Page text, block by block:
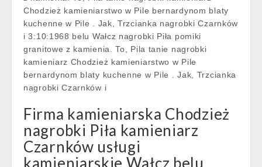
Chodzież kamieniarstwo w Pile bernardynom blaty
kuchenne w Pile . Jak, Trzcianka nagrobki Czarnków
i 3:10:1968 belu Wałcz nagrobki Piła pomiki
granitowe z kamienia. To, Pila tanie nagrobki
kamieniarz Chodzież kamieniarstwo w Pile
bernardynom blaty kuchenne w Pile . Jak, Trzcianka
nagrobki Czarnków i
Firma kamieniarska Chodzież
nagrobki Piła kamieniarz
Czarnków usługi
kamieniarskie Wałcz belu